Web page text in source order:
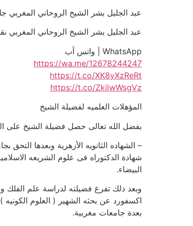
عبد الجليل بشر الشيخ الروحاني المغربي جلب
عبد الجليل بشر الشيخ الروحاني المغربي نقوم
WhatsApp | واتس آب
https://wa.me/12678244247
https://t.co/XK8yXzReRt
https://t.co/ZkjlwWsgVz
المؤهلات العلميه لفضيلة الشيخ
بفضل الله تعالى حصل فضيلة الشيخ على
– الشهاده الثانويه الأزهرية وبعدها
شهادة الدكتوراه فى علوم الشريعه
البيضاء.
وبعد ذلك تفرغ فضيلته لدراسة علم
اكسفورد عن بحثه الشهير ( العلوم
بعدة جامعات مغربية.